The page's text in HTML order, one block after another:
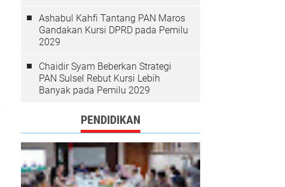
Ashabul Kahfi Tantang PAN Maros
Gandakan Kursi DPRD pada Pemilu
2029
Chaidir Syam Beberkan Strategi
PAN Sulsel Rebut Kursi Lebih
Banyak pada Pemilu 2029
PENDIDIKAN